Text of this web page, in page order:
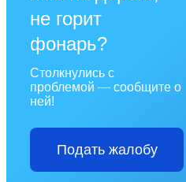
не горит
фонарь?
Столкнулись с
проблемой — сообщите о
ней!
Подать жалобу